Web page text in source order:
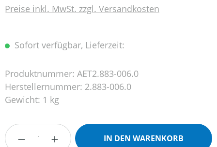
Preise inkl. MwSt. zzgl. Versandkosten
Sofort verfügbar, Lieferzeit:
Produktnummer: AET2.883-006.0
Herstellernummer: 2.883-006.0
Gewicht: 1 kg
Produkt Anzahl: Gib den gewünschten
IN DEN WARENKORB